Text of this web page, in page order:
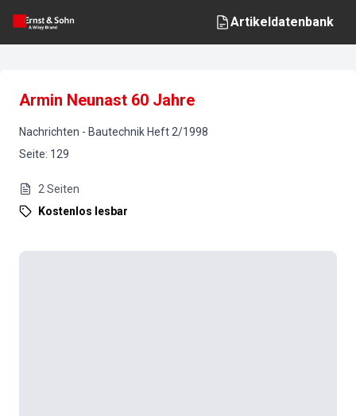
Artikeldatenbank
Armin Neunast 60 Jahre
Nachrichten - Bautechnik Heft 2/1998
Seite: 129
2 Seiten
Kostenlos lesbar